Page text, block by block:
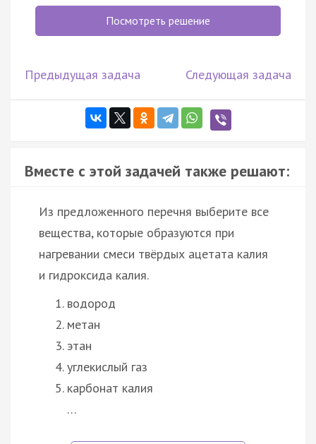
Посмотреть решение
Предыдущая задача Следующая задача
Вместе с этой задачей также решают:
Из предложенного перечня выберите все
вещества, которые образуются при
нагревании смеси твёрдых ацетата калия
и гидроксида калия.
водород
метан
этан
углекислый газ
карбонат калия
…